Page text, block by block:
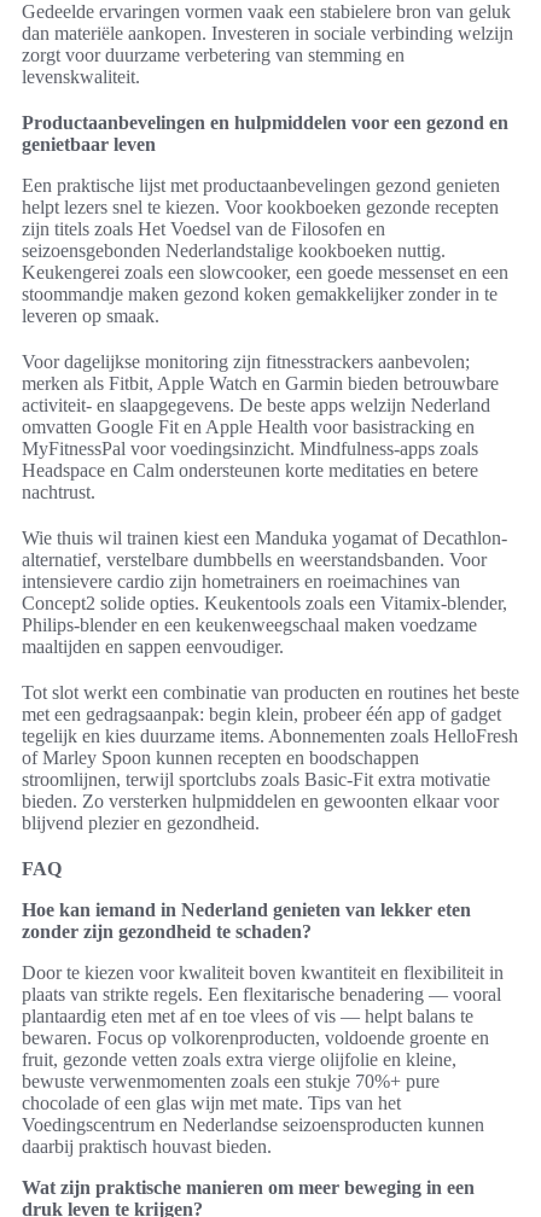
Gedeelde ervaringen vormen vaak een stabielere bron van geluk
dan materiële aankopen. Investeren in sociale verbinding welzijn
zorgt voor duurzame verbetering van stemming en
levenskwaliteit.
Productaanbevelingen en hulpmiddelen voor een gezond en
genietbaar leven
Een praktische lijst met productaanbevelingen gezond genieten
helpt lezers snel te kiezen. Voor kookboeken gezonde recepten
zijn titels zoals Het Voedsel van de Filosofen en
seizoensgebonden Nederlandstalige kookboeken nuttig.
Keukengerei zoals een slowcooker, een goede messenset en een
stoommandje maken gezond koken gemakkelijker zonder in te
leveren op smaak.
Voor dagelijkse monitoring zijn fitnesstrackers aanbevolen;
merken als Fitbit, Apple Watch en Garmin bieden betrouwbare
activiteit- en slaapgegevens. De beste apps welzijn Nederland
omvatten Google Fit en Apple Health voor basistracking en
MyFitnessPal voor voedingsinzicht. Mindfulness-apps zoals
Headspace en Calm ondersteunen korte meditaties en betere
nachtrust.
Wie thuis wil trainen kiest een Manduka yogamat of Decathlon-
alternatief, verstelbare dumbbells en weerstandsbanden. Voor
intensievere cardio zijn hometrainers en roeimachines van
Concept2 solide opties. Keukentools zoals een Vitamix-blender,
Philips-blender en een keukenweegschaal maken voedzame
maaltijden en sappen eenvoudiger.
Tot slot werkt een combinatie van producten en routines het beste
met een gedragsaanpak: begin klein, probeer één app of gadget
tegelijk en kies duurzame items. Abonnementen zoals HelloFresh
of Marley Spoon kunnen recepten en boodschappen
stroomlijnen, terwijl sportclubs zoals Basic-Fit extra motivatie
bieden. Zo versterken hulpmiddelen en gewoonten elkaar voor
blijvend plezier en gezondheid.
FAQ
Hoe kan iemand in Nederland genieten van lekker eten
zonder zijn gezondheid te schaden?
Door te kiezen voor kwaliteit boven kwantiteit en flexibiliteit in
plaats van strikte regels. Een flexitarische benadering — vooral
plantaardig eten met af en toe vlees of vis — helpt balans te
bewaren. Focus op volkorenproducten, voldoende groente en
fruit, gezonde vetten zoals extra vierge olijfolie en kleine,
bewuste verwenmomenten zoals een stukje 70%+ pure
chocolade of een glas wijn met mate. Tips van het
Voedingscentrum en Nederlandse seizoensproducten kunnen
daarbij praktisch houvast bieden.
Wat zijn praktische manieren om meer beweging in een
druk leven te krijgen?